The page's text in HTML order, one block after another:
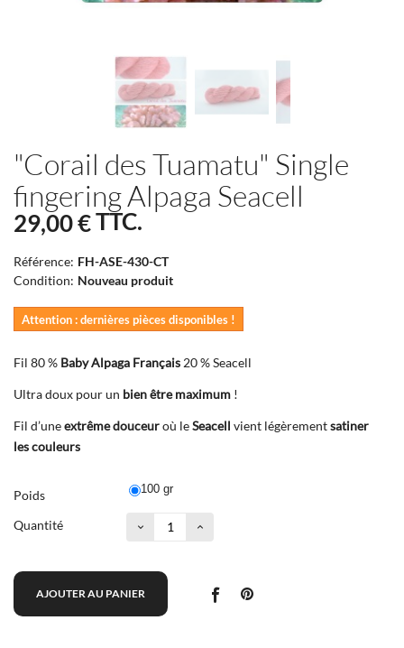
"Corail des Tuamatu" Single
fingering Alpaga Seacell
29,00 €TTC.
Référence: FH-ASE-430-CT
Condition: Nouveau produit
Attention : dernières pièces disponibles !
Fil 80 % Baby Alpaga Français 20 % Seacell
Ultra doux pour un bien être maximum !
Fil d’uneextrême douceuroù leSeacell vient légèrementsatiner
les couleurs
Poids 100 gr
Quantité
AJOUTER AU PANIER